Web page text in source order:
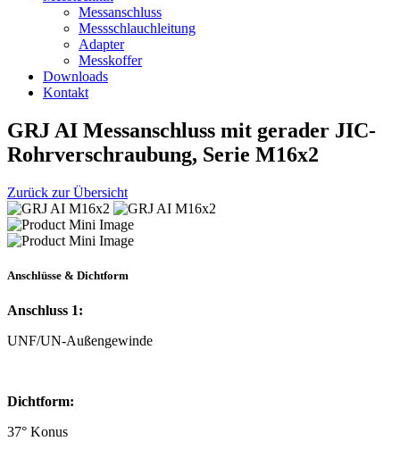
Messanschluss
Messschlauchleitung
Adapter
Messkoffer
Downloads
Kontakt
GRJ AI Messanschluss mit gerader JIC-
Rohrverschraubung, Serie M16x2
Zurück zur Übersicht
Anschlüsse & Dichtform
Anschluss 1:
UNF/UN-Außengewinde
Dichtform:
37° Konus